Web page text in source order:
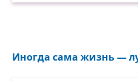
Иногда сама жизнь —